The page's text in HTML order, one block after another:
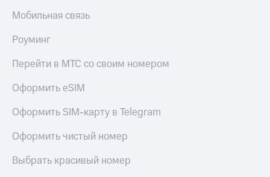
Мобильная связь
Роуминг
Перейти в МТС со своим номером
Оформить eSIM
Оформить SIM-карту в Telegram
Оформить чистый номер
Выбрать красивый номер